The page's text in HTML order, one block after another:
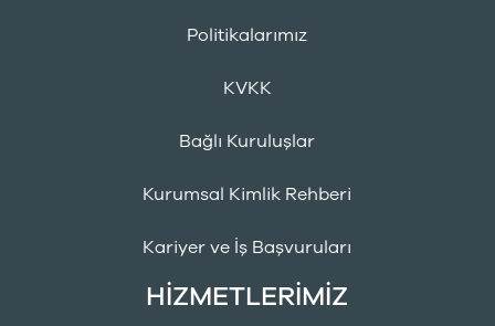
Politikalarımız
KVKK
Bağlı Kuruluşlar
Kurumsal Kimlik Rehberi
Kariyer ve İş Başvuruları
HİZMETLERİMİZ